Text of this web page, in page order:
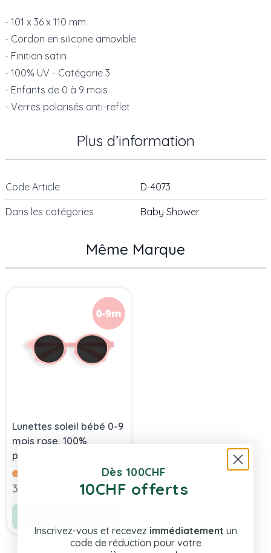
- 101 x 36 x 110 mm
- Cordon en silicone amovible
- Finition satin
- 100% UV - Catégorie 3
- Enfants de 0 à 9 mois
- Verres polarisés anti-reflet
Plus d’information
Code Article D-4073
Dans les catégories Baby Shower
Même Marque
Lunettes soleil bébé 0-9
mois rose, 100%
protection UV et verres
polarisés, Izipizi
31,90 chf
Dès 100CHF
10CHF offerts
Inscrivez-vous et recevez immédiatement un
code de réduction pour votre